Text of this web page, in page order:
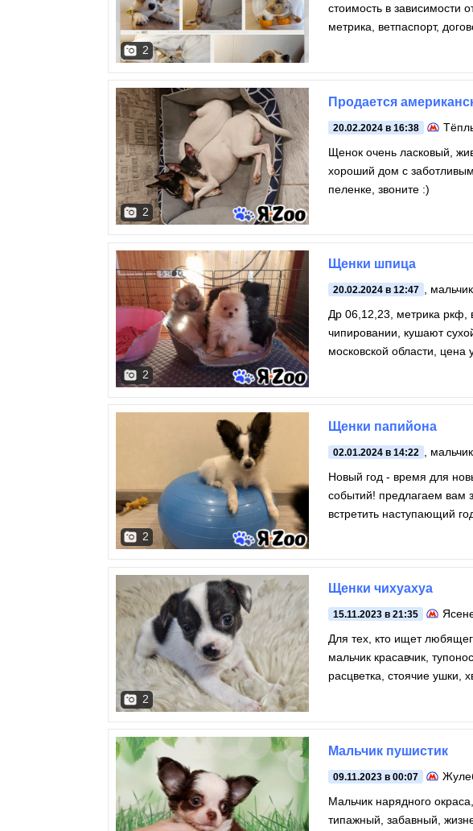
2
стоимость в зависимости
метрика, ветпаспорт,
2
Продается
20.02.2024 в 16:38
Щенок очень ласковый,
хороший дом с
пеленке, звоните :)
2
Щенки шпица
20.02.2024 в 12:47 ,
Др 06,12,23, метрика ркф,
чипировании, кушают
московской области, цена
2
Щенки папийона
02.01.2024 в 14:22
,
Новый год - время для
событий! предлагаем вам
встретить наступающий
2
Щенки чихуахуа
15.11.2023 в 21:35
Для тех, кто ищет любящего и
мальчик красавчик,
расцветка, стоячие ушки,
Мальчик пушистик
09.11.2023 в 00:07
Мальчик нарядного
типажный, забавный,